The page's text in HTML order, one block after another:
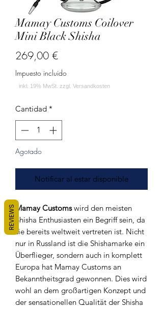
Mamay Customs Coilover
Mini Black Shisha
269,00 €Precio
Impuesto incluido
Cantidad *
Agotado
Notificar al estar disponible
Mamay Customswird den meisten
Shisha Enthusiasten ein Begriff sein, da
sie bereits weltweit vertreten ist. Nicht
nur in Russland ist die Shishamarke ein
Überflieger, sondern auch in komplett
Europa hat Mamay Customs an
Bekanntheitsgrad gewonnen. Dies wird
wohl an dem großartigen Konzept und
der sensationellen Qualität der Shisha
REVIEWS